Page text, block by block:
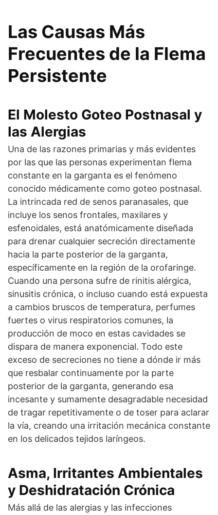
Las Causas Más
Frecuentes de la Flema
Persistente
El Molesto Goteo Postnasal y
las Alergias
Una de las razones primarias y más evidentes
por las que las personas experimentan flema
constante en la garganta es el fenómeno
conocido médicamente como goteo postnasal.
La intrincada red de senos paranasales, que
incluye los senos frontales, maxilares y
esfenoidales, está anatómicamente diseñada
para drenar cualquier secreción directamente
hacia la parte posterior de la garganta,
específicamente en la región de la orofaringe.
Cuando una persona sufre de rinitis alérgica,
sinusitis crónica, o incluso cuando está expuesta
a cambios bruscos de temperatura, perfumes
fuertes o virus respiratorios comunes, la
producción de moco en estas cavidades se
dispara de manera exponencial. Todo este
exceso de secreciones no tiene a dónde ir más
que resbalar continuamente por la parte
posterior de la garganta, generando esa
incesante y sumamente desagradable necesidad
de tragar repetitivamente o de toser para aclarar
la vía, creando una irritación mecánica constante
en los delicados tejidos laríngeos.
Asma, Irritantes Ambientales
y Deshidratación Crónica
Más allá de las alergias y las infecciones